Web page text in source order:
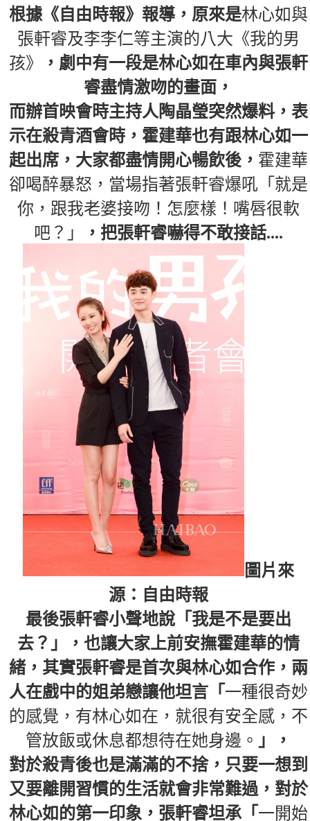
根據《自由時報》報導，原來是林心如與
張軒睿及李李仁等主演的八大《我的男
孩》
，劇中有一段是林心如在車內與張軒
睿盡情激吻的畫面，
而辦首映會時主持人陶晶瑩突然爆料，表
示在殺青酒會時，霍建華也有跟林心如一
起出席，大家都盡情開心暢飲後， 霍建華
卻喝醉暴怒，當場指著張軒睿爆吼「就是
你，跟我老婆接吻！怎麼樣！嘴唇很軟
吧？」
，把張軒睿嚇得不敢接話....
圖片來
源：自由時報
最後張軒睿小聲地說「我是不是要出
去？」，也讓大家上前安撫霍建華的情
緒，其實張軒睿是首次與林心如合作，兩
人在戲中的姐弟戀讓他坦言「 一種很奇妙
的感覺，有林心如在，就很有安全感，不
管放飯或休息都想待在她身邊。 」，
對於殺青後也是滿滿的不捨，只要一想到
又要離開習慣的生活就會非常難過，對於
林心如的第一印象，張軒睿坦承「 一開始